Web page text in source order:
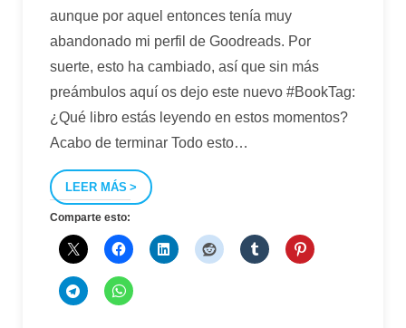
aunque por aquel entonces tenía muy
abandonado mi perfil de Goodreads. Por
suerte, esto ha cambiado, así que sin más
preámbulos aquí os dejo este nuevo #BookTag:
¿Qué libro estás leyendo en estos momentos?
Acabo de terminar Todo esto…
LEER MÁS
Comparte esto: